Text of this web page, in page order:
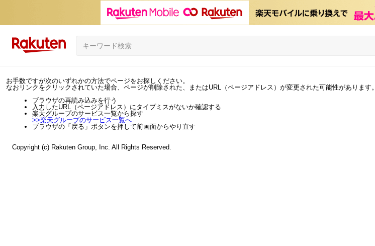
お手数ですが次のいずれかの方法でページをお探しください。
なおリンクをクリックされていた場合、ページが削除された、またはURL（ページアドレス）が変更された可能性があります。
ブラウザの再読み込みを行う
入力したURL（ページアドレス）にタイプミスがないか確認する
楽天グループのサービス一覧から探す
>>楽天グループのサービス一覧へ
ブラウザの「戻る」ボタンを押して前画面からやり直す
Copyright (c) Rakuten Group, Inc. All Rights Reserved.